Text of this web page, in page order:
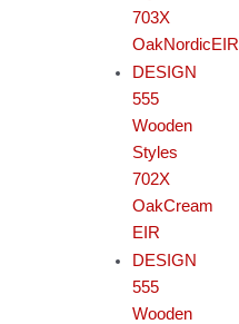
703X
OakNordicEIR
DESIGN
555
Wooden
Styles
702X
OakCream
EIR
DESIGN
555
Wooden